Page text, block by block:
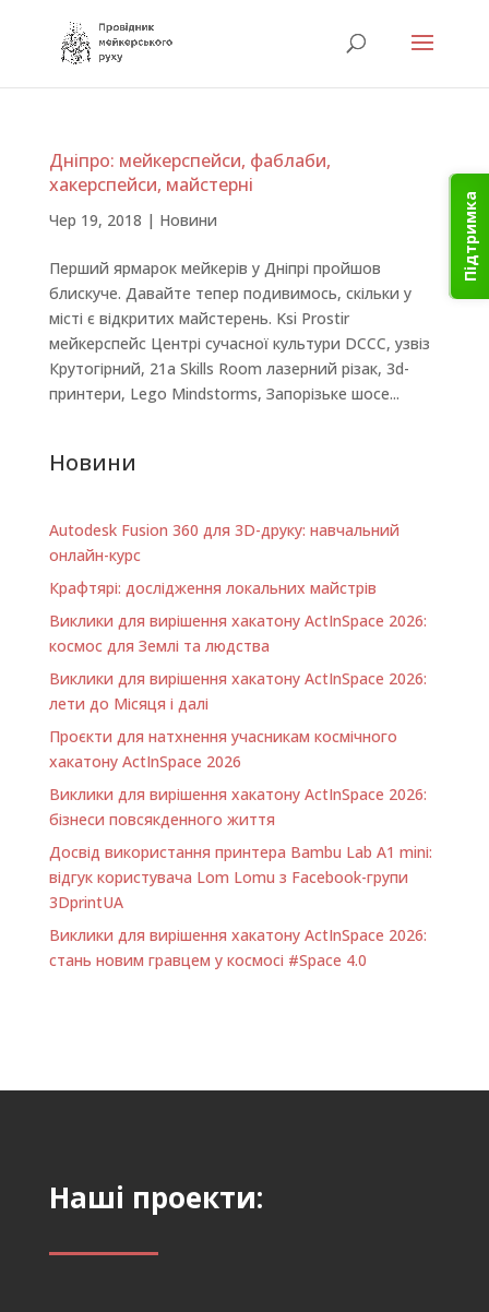
Підтримка
Дніпро: мейкерспейси, фаблаби,
хакерспейси, майстерні
Чер 19, 2018 | Новини
Перший ярмарок мейкерів у Дніпрі пройшов
блискуче. Давайте тепер подивимось, скільки у
місті є відкритих майстерень. Ksi Prostir
мейкерспейс Центрі сучасної культури DCCC, узвіз
Крутогірний, 21а Skills Room лазерний різак, 3d-
принтери, Lego Mindstorms, Запорізьке шосе...
Новини
Autodesk Fusion 360 для 3D-друку: навчальний
онлайн-курс
Крафтярі: дослідження локальних майстрів
Виклики для вирішення хакатону ActInSpace 2026:
космос для Землі та людства
Виклики для вирішення хакатону ActInSpace 2026:
лети до Місяця і далі
Проєкти для натхнення учасникам космічного
хакатону ActInSpace 2026
Виклики для вирішення хакатону ActInSpace 2026:
бізнеси повсякденного життя
Досвід використання принтера Bambu Lab A1 minі:
відгук користувача Lom Lomu з Facebook-групи
3DprintUA
Виклики для вирішення хакатону ActInSpace 2026:
стань новим гравцем у космосі #Space 4.0
Наші проекти: